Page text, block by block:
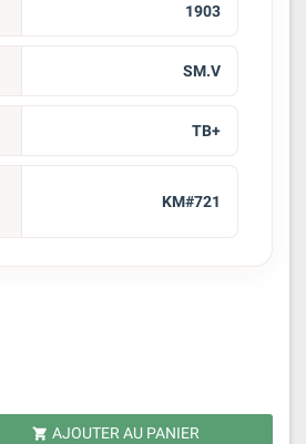
1903
SM.V
TB+
KM#721
 AJOUTER AU PANIER